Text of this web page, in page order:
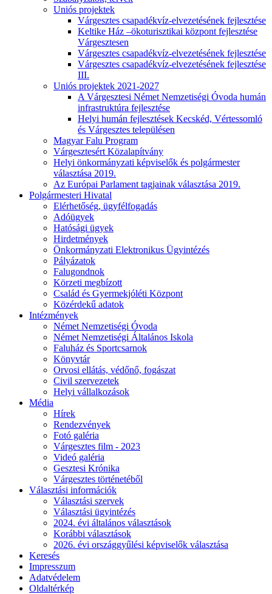
Uniós projektek
Várgesztes csapadékvíz-elvezetésének fejlesztése
Keltike Ház –ökoturisztikai központ fejlesztése
Várgesztesen
Várgesztes csapadékvíz-elvezetésének fejlesztése
Várgesztes csapadékvíz-elvezetésének fejlesztése
III.
Uniós projektek 2021-2027
A Várgesztesi Német Nemzetiségi Óvoda humán
infrastruktúra fejlesztése
Helyi humán fejlesztések Kecskéd, Vértessomló
és Várgesztes településen
Magyar Falu Program
Várgesztesért Közalapítvány
Helyi önkormányzati képviselők és polgármester
választása 2019.
Az Európai Parlament tagjainak választása 2019.
Polgármesteri Hivatal
Elérhetőség, ügyfélfogadás
Adóügyek
Hatósági ügyek
Hirdetmények
Önkormányzati Elektronikus Ügyintézés
Pályázatok
Falugondnok
Körzeti megbízott
Család és Gyermekjóléti Központ
Közérdekű adatok
Intézmények
Német Nemzetiségi Óvoda
Német Nemzetiségi Általános Iskola
Faluház és Sportcsarnok
Könyvtár
Orvosi ellátás, védőnő, fogászat
Civil szervezetek
Helyi vállalkozások
Média
Hírek
Rendezvények
Fotó galéria
Várgesztes film - 2023
Videó galéria
Gesztesi Krónika
Várgesztes történetéből
Választási információk
Választási szervek
Választási ügyintézés
2024. évi általános választások
Korábbi választások
2026. évi országgyűlési képviselők választása
Keresés
Impresszum
Adatvédelem
Oldaltérkép